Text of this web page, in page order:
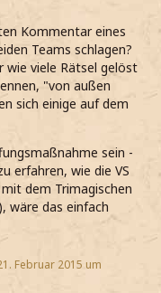
Kommentar eines
Teams schlagen?
wie viele Rätsel gelöst
"von außen
sich einige auf dem
sein -
erfahren, wie die VS
dem Trimagischen
wäre das einfach
Februar 2015 um